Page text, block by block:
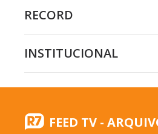
RECORD
INSTITUCIONAL
FEED TV -